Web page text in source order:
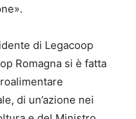
di Legacoop
Romagna si è fatta
di un’azione nei